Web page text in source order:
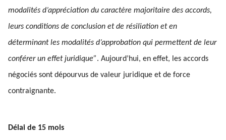
modalités d’appréciation du caractère majoritaire des accords,
leurs conditions de conclusion et de résiliation et en
déterminant les modalités d’approbation qui permettent de leur
conférer un effet juridique”. Aujourd’hui, en effet, les accords
négociés sont dépourvus de valeur juridique et de force
contraignante.
Délai de 15 mois